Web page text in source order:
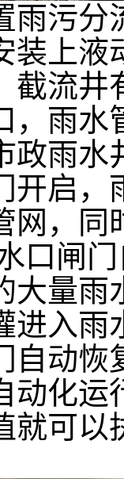
雨污
装上
截流
，雨
政雨
开启
网，同
口闸
大量
进入
自动恢
动化运
就可